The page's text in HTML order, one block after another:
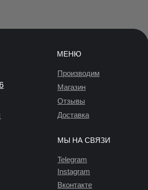
МЕНЮ
Магазин
Производим
Отзывы
Доставка
МЫ НА СВЯЗИ
Telegram
Вконтакте
Instagram